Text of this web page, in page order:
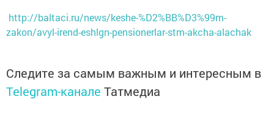
http://baltaci.ru/news/keshe-%D2%BB%D3%99m-
zakon/avyl-irend-eshlgn-pensionerlar-stm-akcha-alachak
Следите за самым важным и интересным в
Telegram-канале Татмедиа